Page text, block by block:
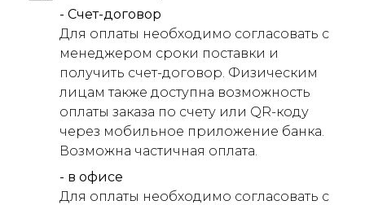
- Счет-договор
Для оплаты необходимо согласовать с
менеджером сроки поставки и
получить счет-договор. Физическим
лицам также доступна возможность
оплаты заказа по счету или QR-коду
через мобильное приложение банка.
Возможна частичная оплата.
- в офисе
Для оплаты необходимо согласовать с